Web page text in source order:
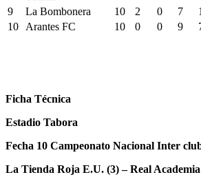
9
La Bombonera 10 2 0 7
10
Arantes FC 10 0 0 9
Ficha Técnica
Estadio Tabora
Fecha 10 Campeonato Nacional Inter
La Tienda Roja E.U. (3) – Real